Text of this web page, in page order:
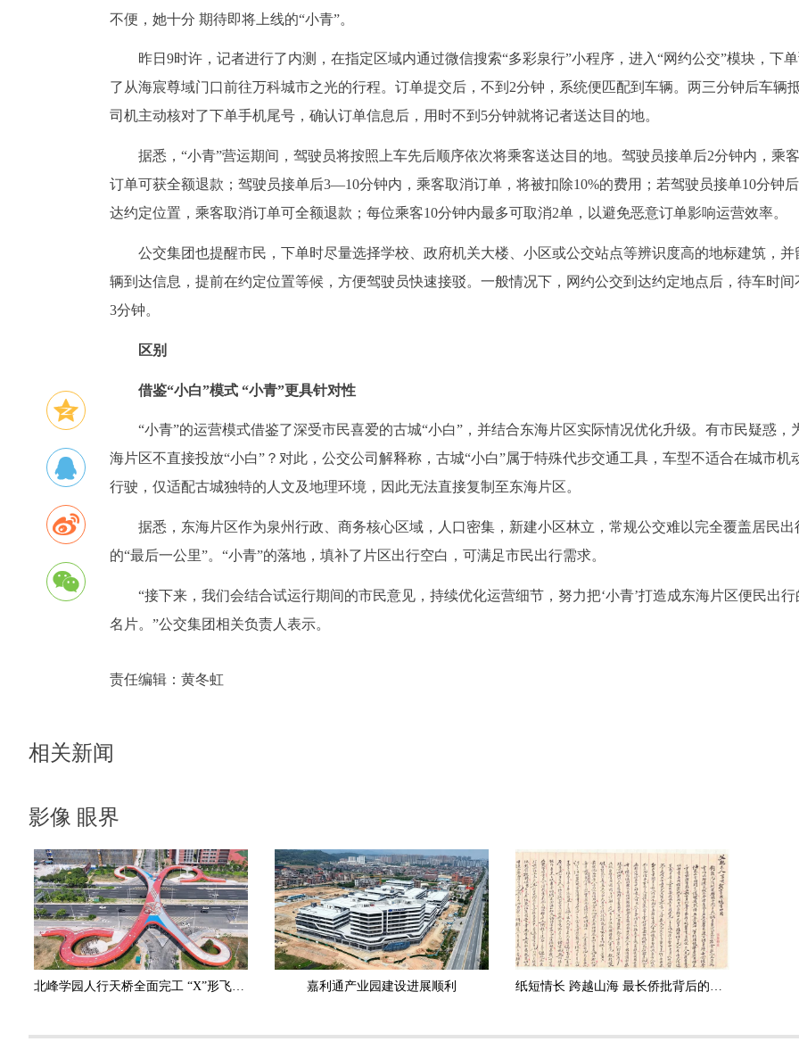
不便，她十分 期待即将上线的“小青”。
昨日9时许，记者进行了内测，在指定区域内通过微信搜索“多彩泉行”小程序，进入“网约公交”模块，下
了从海宸尊域门口前往万科城市之光的行程。订单提交后，不到2分钟，系统便匹配到车辆。两三分钟后车辆
司机主动核对了下单手机尾号，确认订单信息后，用时不到5分钟就将记者送达目的地。
据悉，“小青”营运期间，驾驶员将按照上车先后顺序依次将乘客送达目的地。驾驶员接单后2分钟内，乘
订单可获全额退款；驾驶员接单后3—10分钟内，乘客取消订单，将被扣除10%的费用；若驾驶员接单10分钟
达约定位置，乘客取消订单可全额退款；每位乘客10分钟内最多可取消2单，以避免恶意订单影响运营效率。
公交集团也提醒市民，下单时尽量选择学校、政府机关大楼、小区或公交站点等辨识度高的地标建筑，并
辆到达信息，提前在约定位置等候，方便驾驶员快速接驳。一般情况下，网约公交到达约定地点后，待车时间
3分钟。
区别
借鉴“小白”模式 “小青”更具针对性
“小青”的运营模式借鉴了深受市民喜爱的古城“小白”，并结合东海片区实际情况优化升级。有市民疑惑，
海片区不直接投放“小白”？对此，公交公司解释称，古城“小白”属于特殊代步交通工具，车型不适合在城市机
行驶，仅适配古城独特的人文及地理环境，因此无法直接复制至东海片区。
据悉，东海片区作为泉州行政、商务核心区域，人口密集，新建小区林立，常规公交难以完全覆盖居民出
的“最后一公里”。“小青”的落地，填补了片区出行空白，可满足市民出行需求。
“接下来，我们会结合试运行期间的市民意见，持续优化运营细节，努力把‘小青’打造成东海片区便民出
名片。”公交集团相关负责人表示。
责任编辑： 黄冬虹
相关新闻
影像 眼界
嘉利通产业园建设进展顺利